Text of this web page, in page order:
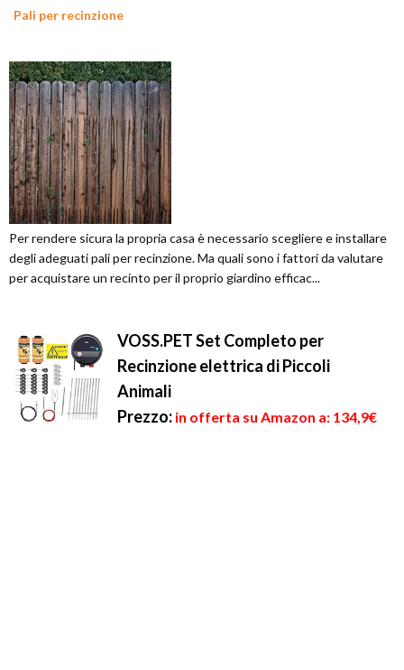
Pali per recinzione
Per rendere sicura la propria casa è necessario scegliere e installare
degli adeguati pali per recinzione. Ma quali sono i fattori da valutare
per acquistare un recinto per il proprio giardino efficac...
VOSS.PET Set Completo per
Recinzione elettrica di Piccoli
Animali
Prezzo: in offerta su Amazon a: 134,9€